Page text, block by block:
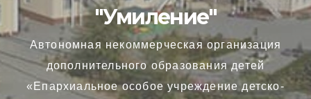
"Умиление"
Автономная некоммерческая организация
дополнительного образования детей
«Епархиальное особое учреждение детско-